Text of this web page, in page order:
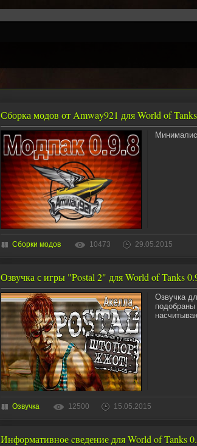
Сборка модов от Amway921 для World of
Сборки модов 10473 29.05.2015
Озвучка с игры "Postal 2" для World of Tanks
Озвучка
Озвучка 12500 15.05.2015
Информативное cведение для World of Tanks